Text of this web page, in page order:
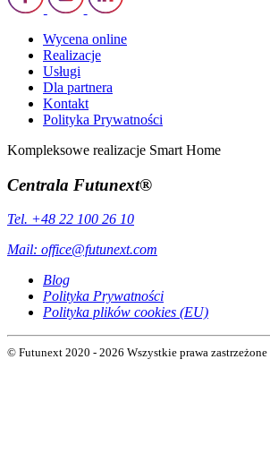
Wycena online
Realizacje
Usługi
Dla partnera
Kontakt
Polityka Prywatności
Kompleksowe realizacje Smart Home
Centrala Futunext®
Tel. +48 22 100 26 10
Mail: office@futunext.com
Blog
Polityka Prywatności
Polityka plików cookies (EU)
© Futunext 2020 - 2026 Wszystkie prawa zastrzeżone